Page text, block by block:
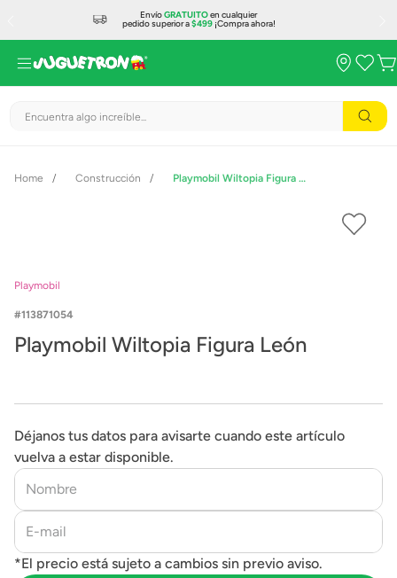
EnvíoGRATUITOen cualquier
pedido superior a$499¡Compra ahora!
Encuentra algo increíble...
Construcción Playmobil Wiltopia Figura León
Playmobil
113871054
Playmobil Wiltopia Figura León
Déjanos tus datos para avisarte cuando este artículo
vuelva a estar disponible.